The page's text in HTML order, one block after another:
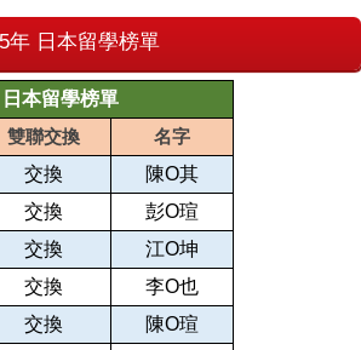
年 日本留學榜單
本留學榜單
雙聯交換
名字
交換
陳O其
交換
彭O瑄
交換
江O坤
交換
李O也
交換
陳O瑄